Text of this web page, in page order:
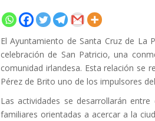
El Ayuntamiento de Santa Cruz de
celebración de San Patricio, una
comunidad irlandesa. Esta relación se
Pérez de Brito uno de los impulsores
Las actividades se desarrollarán entre
familiares orientadas a acercar a la